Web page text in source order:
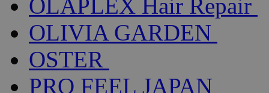
OLAPLEX Hair Repair
OLIVIA GARDEN
OSTER
PRO FEEL JAPAN